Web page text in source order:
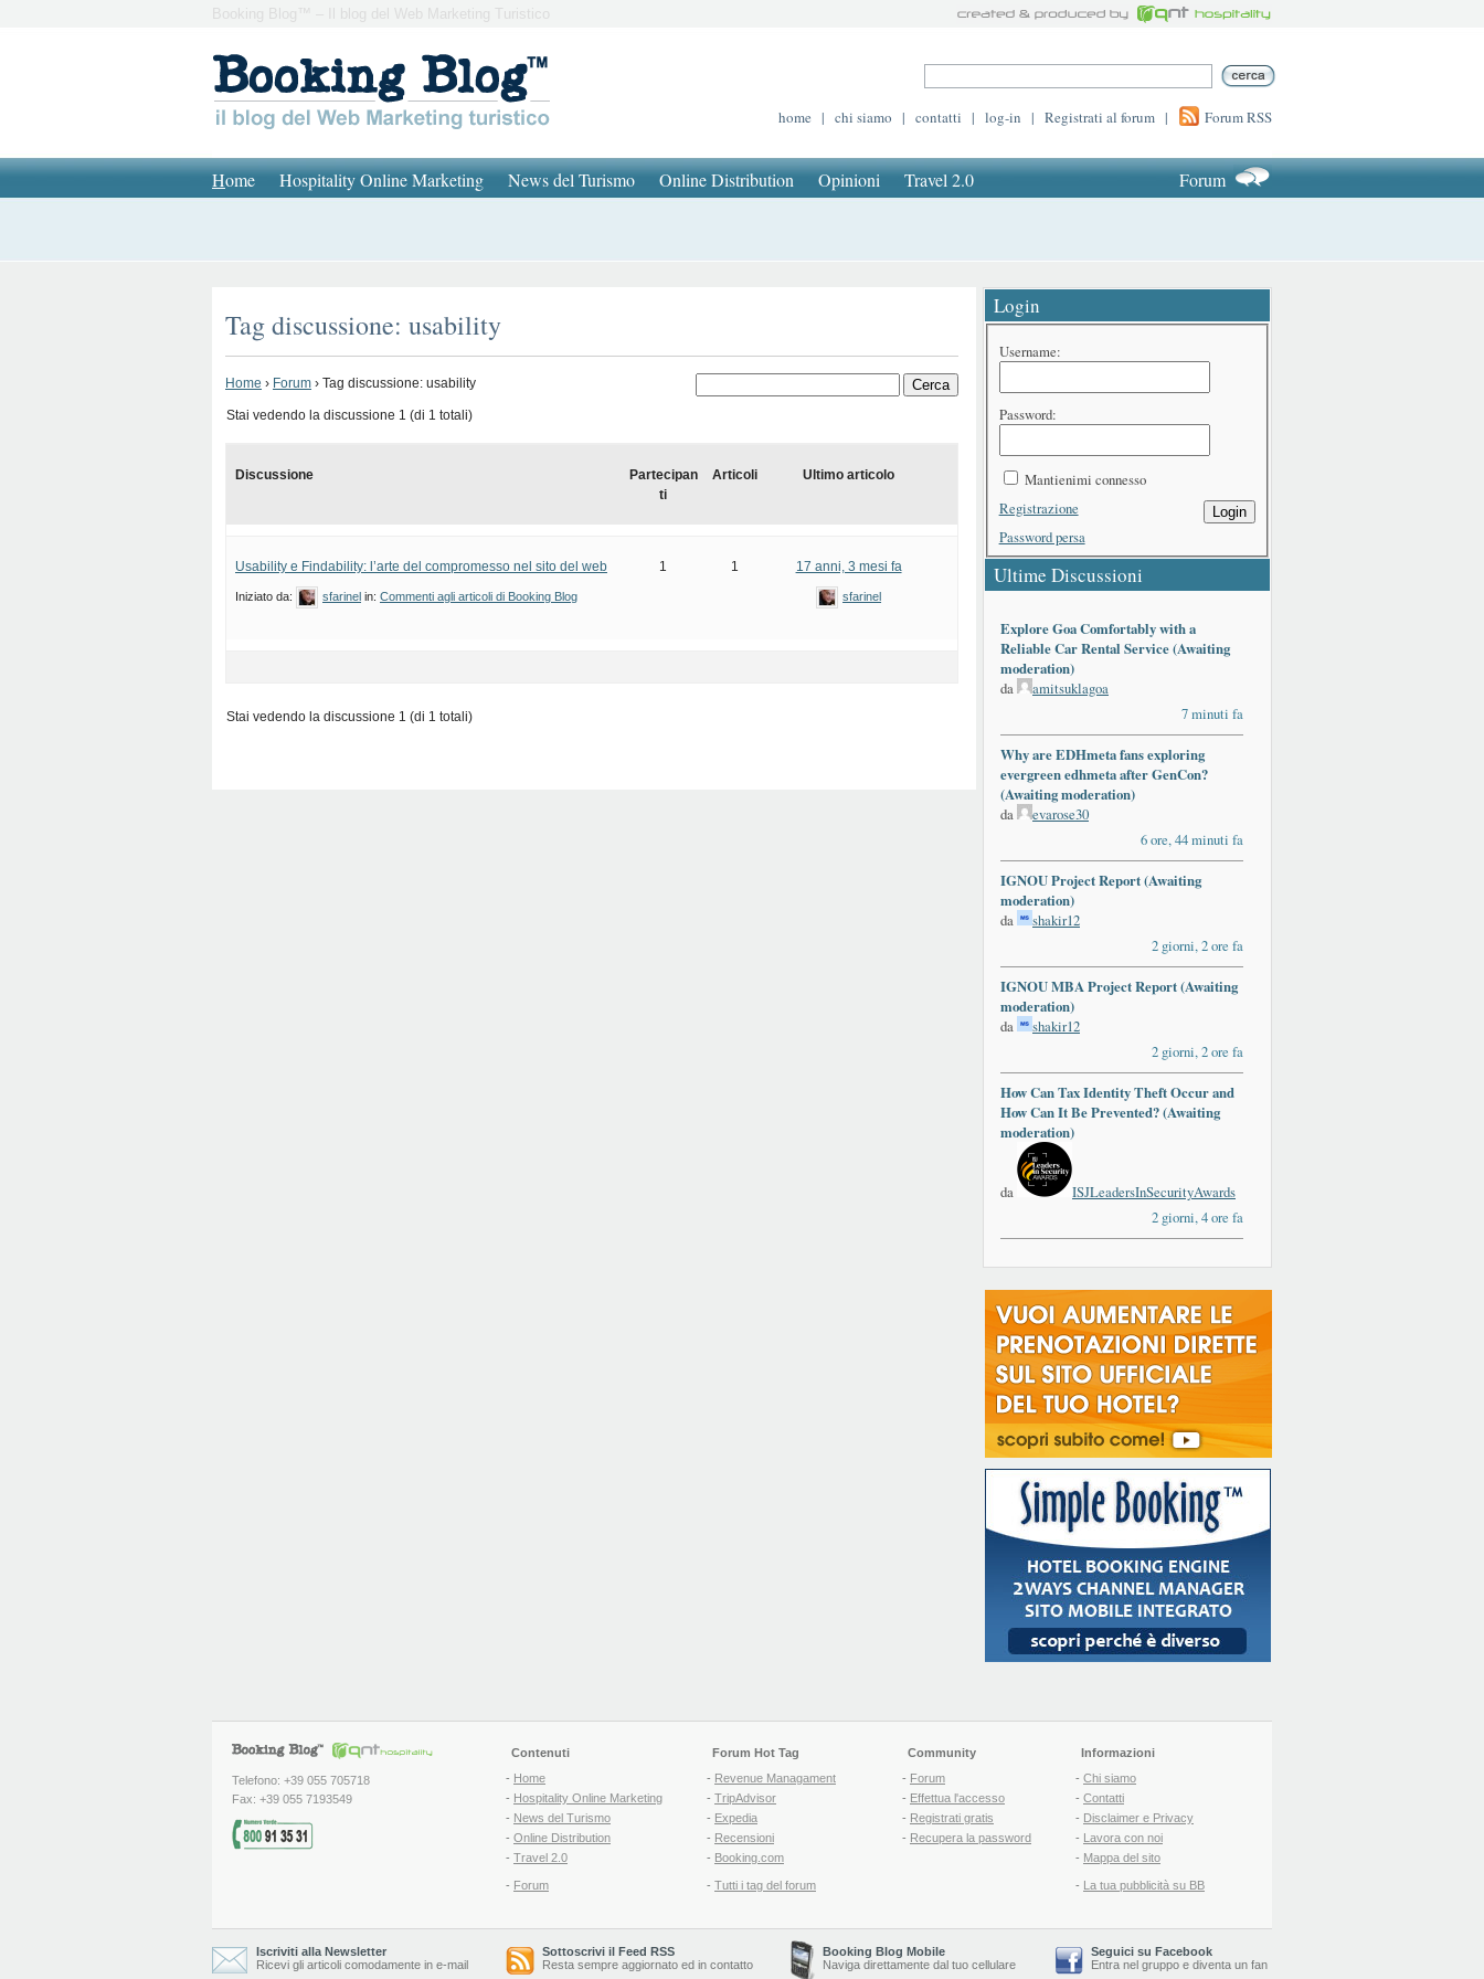
Booking Blog™ – Il blog del Web Marketing Turistico
home | chi siamo | contatti | log-in | Registrati al forum | Forum RSS
Home Hospitality Online Marketing News del Turismo Online Distribution Opinioni Travel 2.0 Forum
Tag discussione: usability
Home › Forum › Tag discussione: usability
Stai vedendo la discussione 1 (di 1 totali)
Discussione
Partecipan
ti
Articoli Ultimo articolo
Usability e Findability: l’arte del compromesso nel sito del web
Iniziato da: sfarinel in: Commenti agli articoli di Booking Blog
1 1 17 anni, 3 mesi fa
sfarinel
Stai vedendo la discussione 1 (di 1 totali)
Login
Username:
Password:
Mantienimi connesso
Login
Registrazione
Password persa
Ultime Discussioni
Explore Goa Comfortably with a
Reliable Car Rental Service (Awaiting
moderation)
da
amitsuklagoa
7 minuti fa
Why are EDHmeta fans exploring
evergreen edhmeta after GenCon?
(Awaiting moderation)
da
evarose30
6 ore, 44 minuti fa
IGNOU Project Report (Awaiting
moderation)
da
shakir12
2 giorni, 2 ore fa
IGNOU MBA Project Report (Awaiting
moderation)
da
shakir12
2 giorni, 2 ore fa
How Can Tax Identity Theft Occur and
How Can It Be Prevented? (Awaiting
moderation)
da
ISJLeadersInSecurityAwards
2 giorni, 4 ore fa
Telefono: +39 055 705718
Fax: +39 055 7193549
Contenuti
- Home
- Hospitality Online Marketing
- News del Turismo
- Online Distribution
- Travel 2.0
- Forum
Forum Hot Tag
- Revenue Managament
- TripAdvisor
- Expedia
- Recensioni
- Booking.com
- Tutti i tag del forum
Community
- Forum
- Effettua l'accesso
- Registrati gratis
- Recupera la password
Informazioni
- Chi siamo
- Contatti
- Disclaimer e Privacy
- Lavora con noi
- Mappa del sito
- La tua pubblicità su BB
Iscriviti alla Newsletter
Ricevi gli articoli comodamente in e-mail
Sottoscrivi il Feed RSS
Resta sempre aggiornato ed in contatto
Booking Blog Mobile
Naviga direttamente dal tuo cellulare
Seguici su Facebook
Entra nel gruppo e diventa un fan